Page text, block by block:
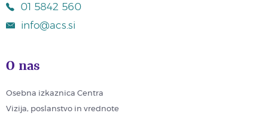
01 5842 560
info@acs.si
O nas
Osebna izkaznica Centra
Vizija, poslanstvo in vrednote